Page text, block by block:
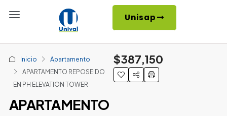
Unisap
Inicio
Apartamento
APARTAMENTO REPOSEIDO
EN PH ELEVATION TOWER
APARTAMENTO
$387,150